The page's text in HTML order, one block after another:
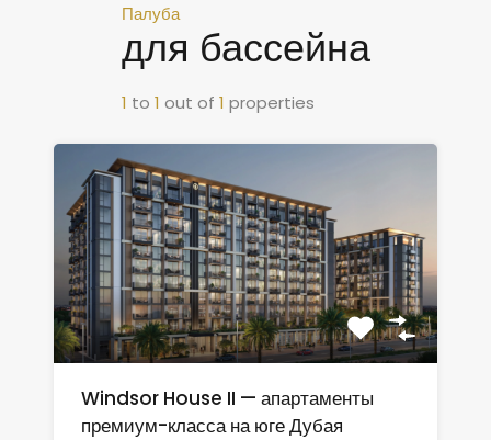
Палуба
для бассейна
1 to 1 out of 1 properties
Windsor House II — апартаменты
премиум-класса на юге Дубая